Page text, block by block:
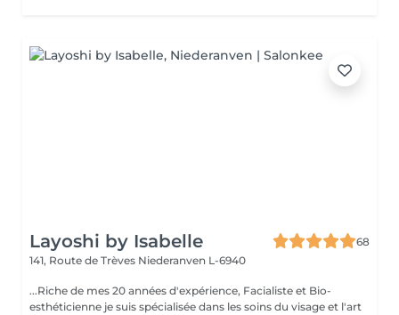
Layoshi by Isabelle
68
141, Route de Trèves Niederanven L-6940
...Riche de mes 20 années d'expérience, Facialiste et Bio-
esthéticienne je suis spécialisée dans les soins du visage et l'art